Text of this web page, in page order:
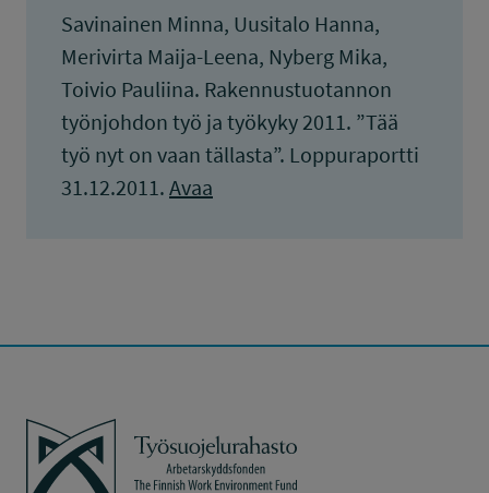
Savinainen Minna, Uusitalo Hanna,
Merivirta Maija-Leena, Nyberg Mika,
Toivio Pauliina. Rakennustuotannon
työnjohdon työ ja työkyky 2011. ”Tää
työ nyt on vaan tällasta”. Loppuraportti
31.12.2011. Avaa
Työsuojelurahasto